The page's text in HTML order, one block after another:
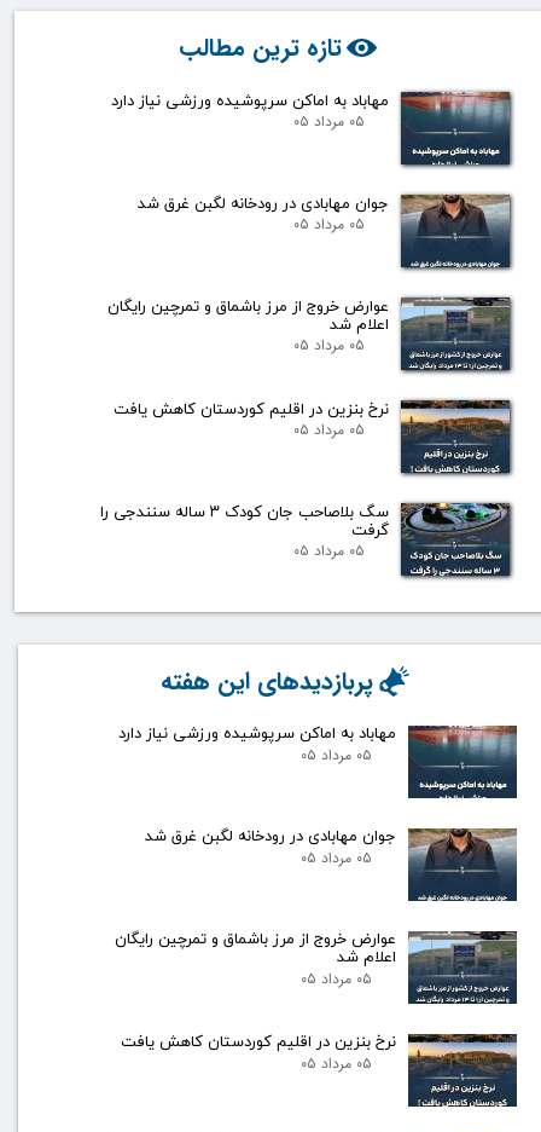
تازه ترین مطالب
مهاباد به اماکن سرپوشیده ورزشی نیاز دارد
۰۵ مرداد ۰۵
جوان مهابادی در رودخانه لگبن غرق شد
۰۵ مرداد ۰۵
عوارض خروج از مرز باشماق و تمرچین رایگان
اعلام شد
۰۵ مرداد ۰۵
نرخ بنزین در اقلیم کوردستان کاهش یافت
۰۵ مرداد ۰۵
سگ بلاصاحب جان کودک ۳ ساله سنندجی را
گرفت
۰۵ مرداد ۰۵
مهاباد به اماکن سرپوشیده ورزشی نیاز دارد
۰۵ مرداد ۰۵
جوان مهابادی در رودخانه لگبن غرق شد
۰۵ مرداد ۰۵
عوارض خروج از مرز باشماق و تمرچین رایگان
اعلام شد
۰۵ مرداد ۰۵
نرخ بنزین در اقلیم کوردستان کاهش یافت
۰۵ مرداد ۰۵
پربازدیدهای این هفته